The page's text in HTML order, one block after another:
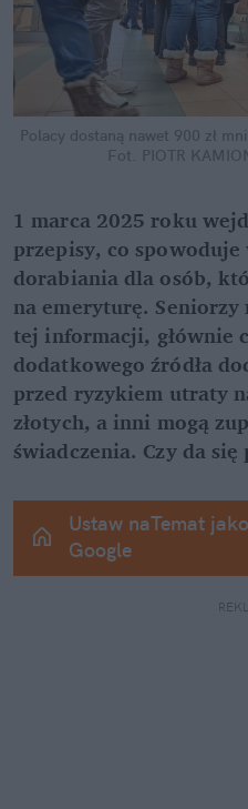
Polacy dostaną nawet 900 zł
Fot. PIOTR
1 marca 2025 roku
przepisy, co
dorabiania dla osób,
na emeryturę. Seniorzy
tej informacji, głównie
dodatkowego źródła
przed ryzykiem utraty
złotych, a inni mogą
świadczenia. Czy da
Ustaw naTemat
Google